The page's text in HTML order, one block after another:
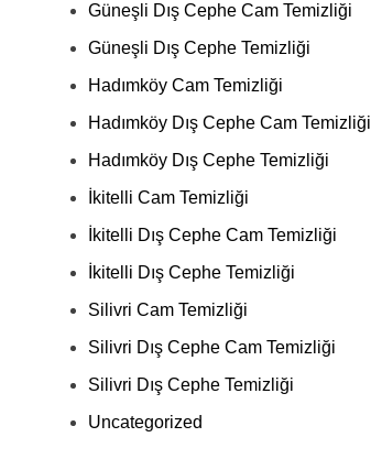
Güneşli Dış Cephe Cam Temizliği
Güneşli Dış Cephe Temizliği
Hadımköy Cam Temizliği
Hadımköy Dış Cephe Cam Temizliği
Hadımköy Dış Cephe Temizliği
İkitelli Cam Temizliği
İkitelli Dış Cephe Cam Temizliği
İkitelli Dış Cephe Temizliği
Silivri Cam Temizliği
Silivri Dış Cephe Cam Temizliği
Silivri Dış Cephe Temizliği
Uncategorized